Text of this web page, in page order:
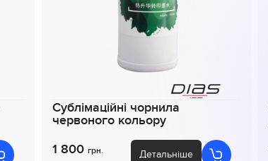
Сублімаційні чорнила
червоного кольору
1 800 грн. Детальніше